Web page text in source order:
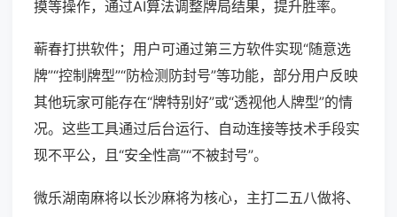
摸等操作，通过AI算法调整牌局结果，提升胜率。
蕲春打拱软件；用户可通过第三方软件实现“随意选
牌”“控制牌型”“防检测防封号”等功能，部分用户反映
其他玩家可能存在“牌特别好”或“透视他人牌型”的情
况。这些工具通过后台运行、自动连接等技术手段实
现不平公，且“安全性高”“不被封号”。
微乐湖南麻将以长沙麻将为核心，主打二五八做将、